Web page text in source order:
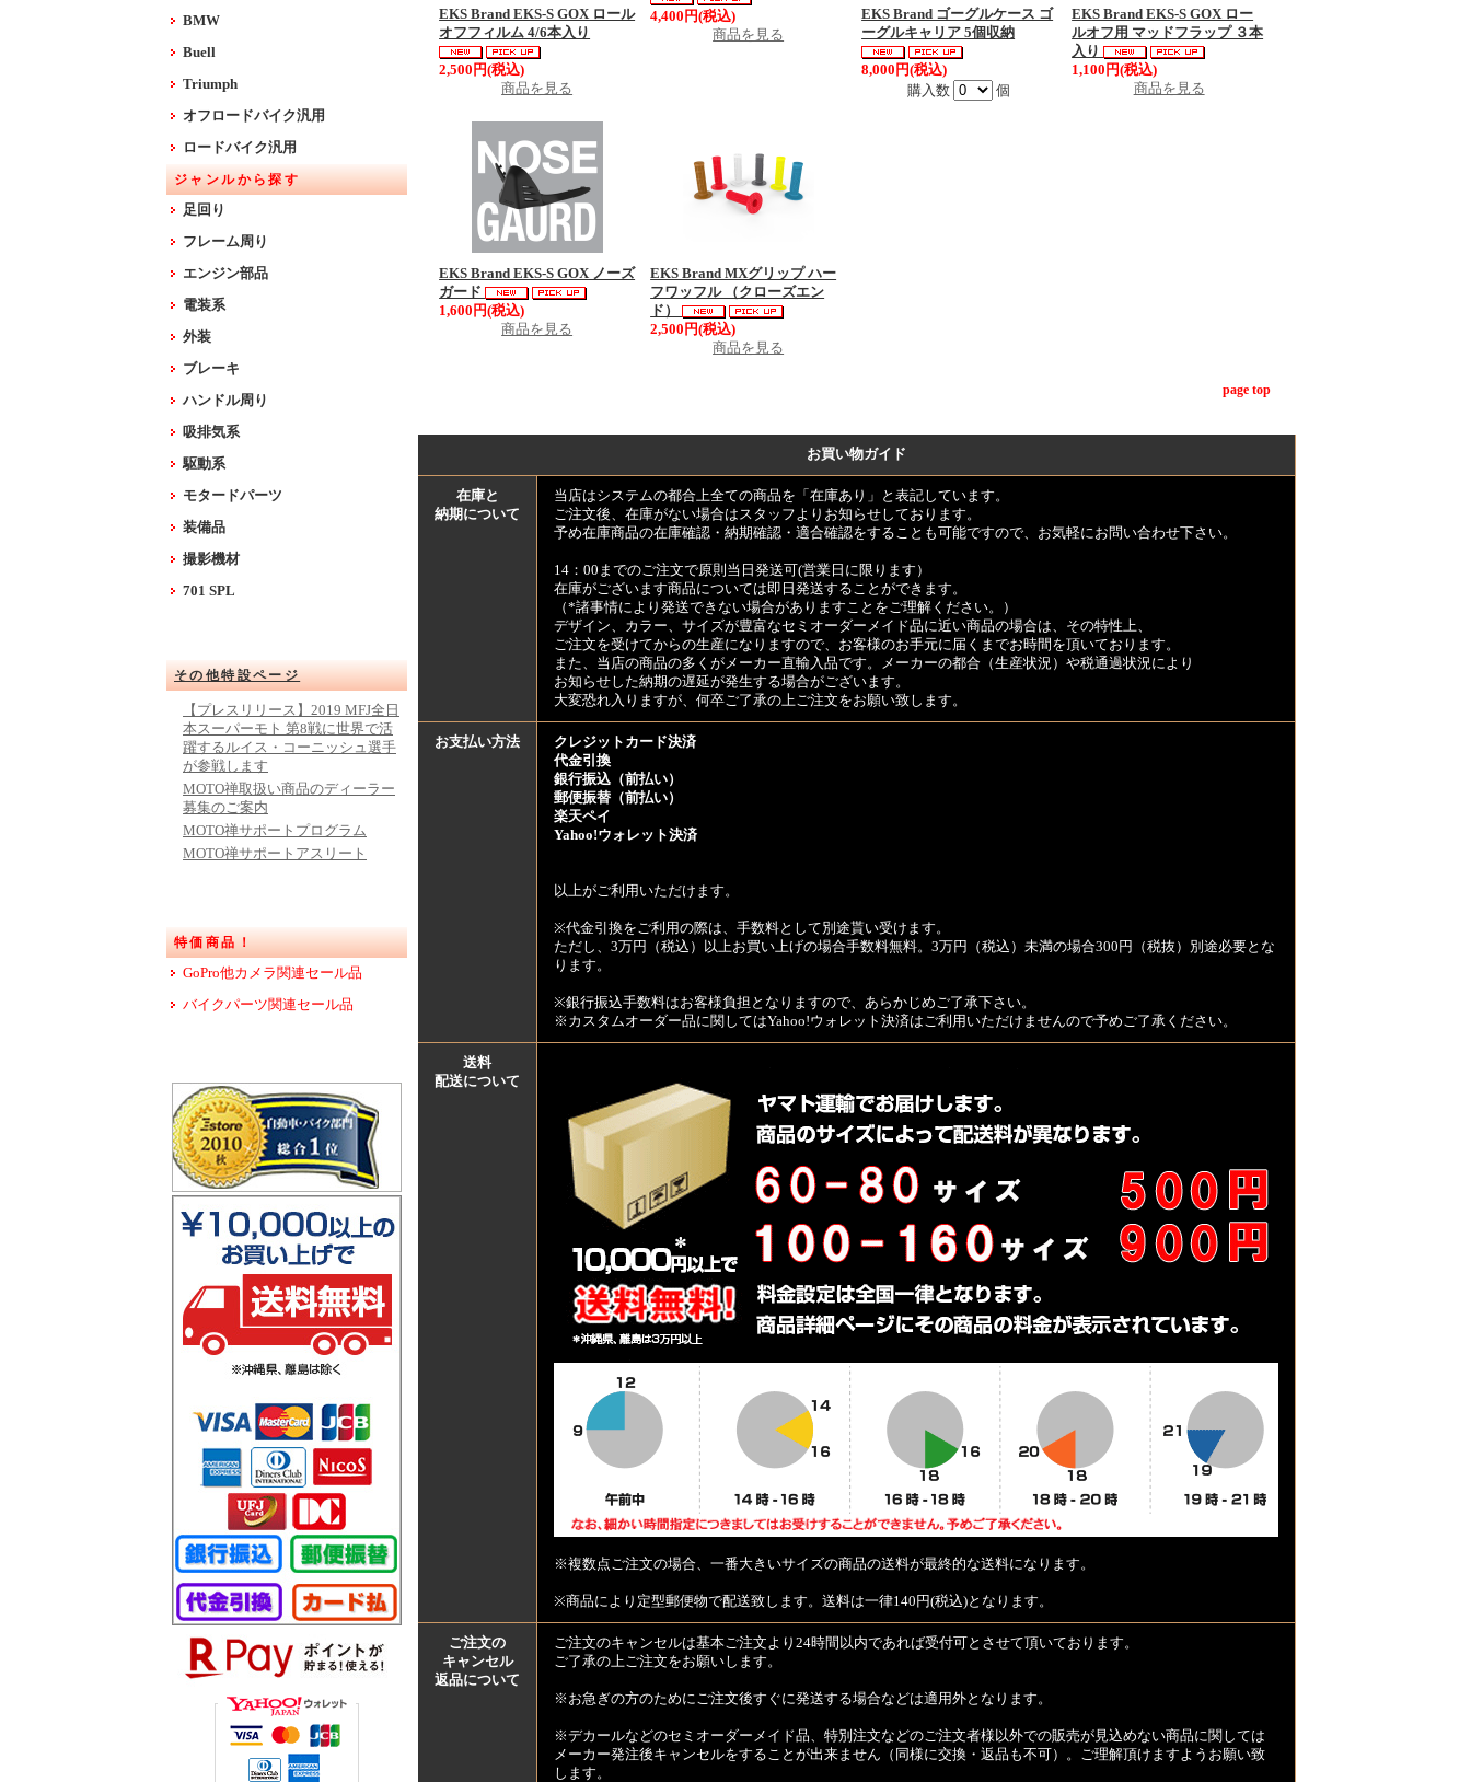
BMW
Buell
Triumph
オフロードバイク汎用
ロードバイク汎用
ジャンルから探す
足回り
フレーム周り
エンジン部品
電装系
外装
ブレーキ
ハンドル周り
吸排気系
駆動系
モタードパーツ
装備品
撮影機材
701 SPL
その他特設ページ
【プレスリリース】2019 MFJ全日
本スーパーモト 第8戦に世界で活
躍するルイス・コーニッシュ選手
が参戦します
MOTO禅取扱い商品のディーラー
募集のご案内
MOTO禅サポートプログラム
MOTO禅サポートアスリート
特価商品！
GoPro他カメラ関連セール品
バイクパーツ関連セール品
EKS Brand EKS-S GOX ロール
オフフィルム 4/6本入り
2,500円(税込)
商品を見る
4,400円(税込)
商品を見る
EKS Brand ゴーグルケース ゴ
ーグルキャリア 5個収納
8,000円(税込)
購入数
個
EKS Brand EKS-S GOX ロー
ルオフ用 マッドフラップ ３本
入り
1,100円(税込)
商品を見る
EKS Brand EKS-S GOX ノーズ
ガード
1,600円(税込)
商品を見る
EKS Brand MXグリップ ハー
フワッフル （クローズエン
ド）
2,500円(税込)
商品を見る
page top
お買い物ガイド
在庫と
納期について
当店はシステムの都合上全ての商品を「在庫あり」と表記しています。
ご注文後、在庫がない場合はスタッフよりお知らせしております。
予め在庫商品の在庫確認・納期確認・適合確認をすることも可能ですので、お気軽にお問い合わせ下さい。
14：00までのご注文で原則当日発送可(営業日に限ります）
在庫がございます商品については即日発送することができます。
（*諸事情により発送できない場合がありますことをご理解ください。）
デザイン、カラー、サイズが豊富なセミオーダーメイド品に近い商品の場合は、その特性上、
ご注文を受けてからの生産になりますので、お客様のお手元に届くまでお時間を頂いております。
また、当店の商品の多くがメーカー直輸入品です。メーカーの都合（生産状況）や税通過状況により
お知らせした納期の遅延が発生する場合がございます。
大変恐れ入りますが、何卒ご了承の上ご注文をお願い致します。
お支払い方法
クレジットカード決済
代金引換
銀行振込（前払い）
郵便振替（前払い）
楽天ペイ
Yahoo!ウォレット決済
以上がご利用いただけます。
※代金引換をご利用の際は、手数料として別途貰い受けます。
ただし、3万円（税込）以上お買い上げの場合手数料無料。3万円（税込）未満の場合300円（税抜）別途必要とな
ります。
※銀行振込手数料はお客様負担となりますので、あらかじめご了承下さい。
※カスタムオーダー品に関してはYahoo!ウォレット決済はご利用いただけませんので予めご了承ください。
送料
配送について
※複数点ご注文の場合、一番大きいサイズの商品の送料が最終的な送料になります。
※商品により定型郵便物で配送致します。送料は一律140円(税込)となります。
ご注文の
キャンセル
返品について
ご注文のキャンセルは基本ご注文より24時間以内であれば受付可とさせて頂いております。
ご了承の上ご注文をお願いします。
※お急ぎの方のためにご注文後すぐに発送する場合などは適用外となります。
※デカールなどのセミオーダーメイド品、特別注文などのご注文者様以外での販売が見込めない商品に関しては
メーカー発注後キャンセルをすることが出来ません（同様に交換・返品も不可）。ご理解頂けますようお願い致
します。